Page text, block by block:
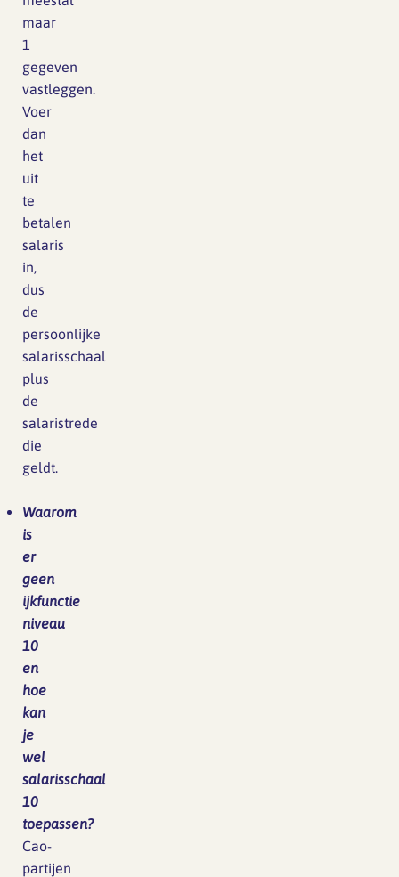
maar
1
gegeven
vastleggen.
Voer
dan
het
uit
te
betalen
salaris
in,
dus
de
persoonlijke
salarisschaal
plus
de
salaristrede
die
geldt.
Waarom
is
er
geen
ijkfunctie
niveau
10
en
hoe
kan
je
wel
salarisschaal
10
toepassen?
Cao-
partijen